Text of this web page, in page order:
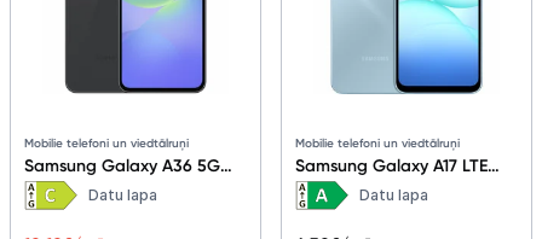
Mobilie telefoni un viedtālruņi
Samsung Galaxy A36 5G
8+256GB Awesome Black
Datu lapa
Mobilie telefoni un viedtālruņi
Samsung Galaxy A17 LTE
4+128GB Light Blue
Datu lapa